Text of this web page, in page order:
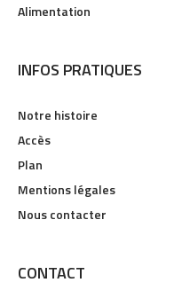
Alimentation
INFOS PRATIQUES
Notre histoire
Accès
Plan
Mentions légales
Nous contacter
CONTACT